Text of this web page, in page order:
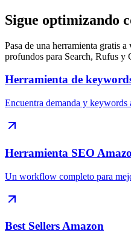
Sigue optimizando
Pasa de una herramienta gratis
profundos para Search, Rufus y
Herramienta de
Encuentra demanda y keywords
Herramienta SEO
Un workflow completo para
Best Sellers Amazon